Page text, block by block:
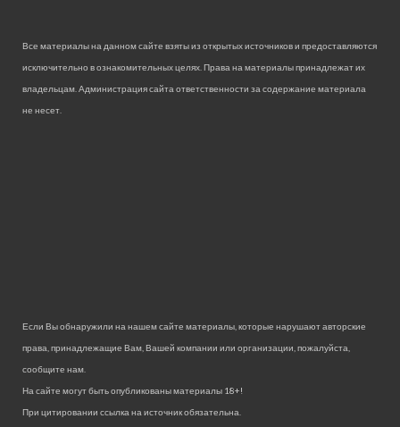
Все материалы на данном сайте взяты из открытых источников и предоставляются
исключительно в ознакомительных целях. Права на материалы принадлежат их
владельцам. Администрация сайта ответственности за содержание материала
не несет.
Если Вы обнаружили на нашем сайте материалы, которые нарушают авторские
права, принадлежащие Вам, Вашей компании или организации, пожалуйста,
сообщите нам.
На сайте могут быть опубликованы материалы 18+!
При цитировании ссылка на источник обязательна.